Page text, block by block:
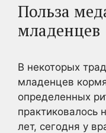
Польза
младенцев
В некоторых
младенцев
определенных
практиковалось
лет, сегодня у